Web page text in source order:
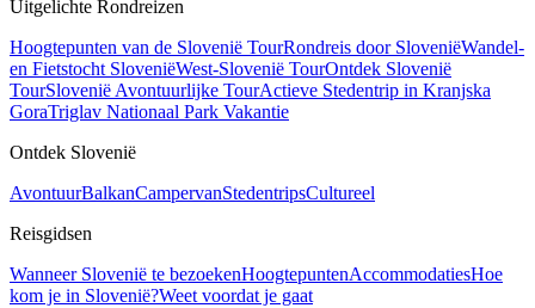
Uitgelichte Rondreizen
Hoogtepunten van de Slovenië TourRondreis door SloveniëWandel-
en Fietstocht SloveniëWest-Slovenië TourOntdek Slovenië
TourSlovenië Avontuurlijke TourActieve Stedentrip in Kranjska
GoraTriglav Nationaal Park Vakantie
Ontdek Slovenië
AvontuurBalkanCampervanStedentripsCultureel
Reisgidsen
Wanneer Slovenië te bezoekenHoogtepuntenAccommodatiesHoe
kom je in Slovenië?Weet voordat je gaat